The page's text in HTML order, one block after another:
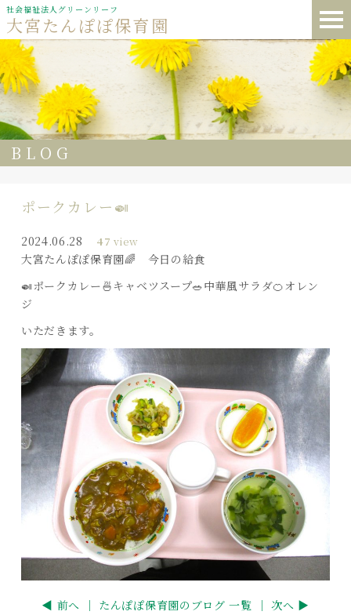
社会福祉法人グリーンリーフ
大宮たんぽぽ保育園
BLOG
ポークカレー🍛
2024.06.28 47 view
大宮たんぽぽ保育園🌈 今日の給食
🍛ポークカレー🍜キャベツスープ🥗中華風サラダ🍊オレン
ジ
いただきます。
◀ 前へ ｜ たんぽぽ保育園のブログ 一覧 ｜ 次へ ▶